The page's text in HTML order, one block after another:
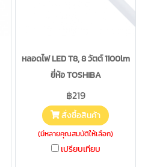
หลอดไฟ LED T8, 8 วัตต์ 1100lm
ยี่ห้อ TOSHIBA
฿219
สั่งซื้อสินค้า
(มีหลายคุณสมบัติให้เลือก)
เปรียบเทียบ